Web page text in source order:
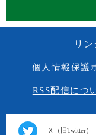
リ
個人情報保護
RSS配信につ
Ｘ（旧Twitter）